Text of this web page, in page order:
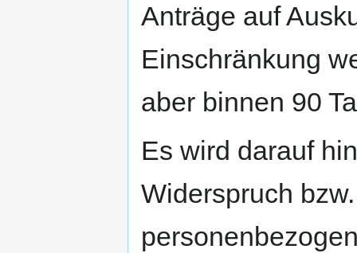
Anträge auf
Einschränkung
aber binnen 90
Es wird darauf
Widerspruch